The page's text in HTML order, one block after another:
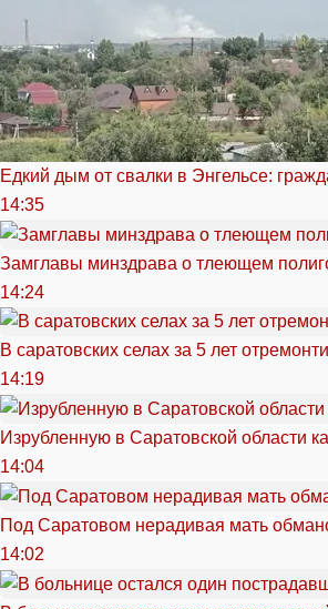
Едкий дым от свалки в Энгельсе:
14:35
Замглавы минздрава о тлеющем
14:24
В саратовских селах за 5 лет
14:19
Изрубленную в Саратовской области
14:04
Под Саратовом нерадивая мать
14:02